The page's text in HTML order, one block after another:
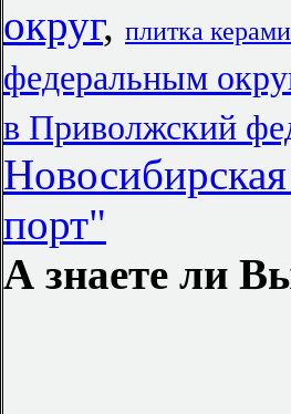
округ, плитка
федеральным
в Приволжский
порт"
А знаете ли